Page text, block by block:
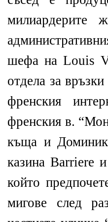
милиардерите
шефа на Louis
отдела за
френския
френския в.
къща и
казина Barriere
който
мигове след